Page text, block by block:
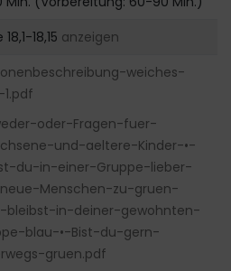
18,15 anzeigen
weiches-
1.pdf
oder-Fragen-fuer-
und-aeltere-Kinder-•-
du-in-einer-Gruppe-lieber-
Menschen-zu-gruen-
bleibst-in-deiner-gewohnten-
blau-•-Bist-du-gern-
gruen.pdf